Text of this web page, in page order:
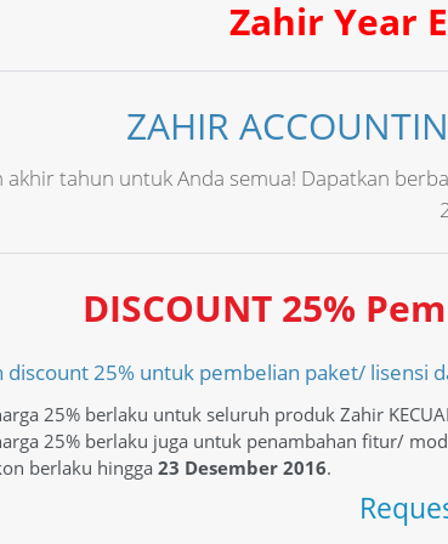
Zahir Year
ZAHIR
akhir tahun untuk Anda semua! Dapatkan
DISCOUNT 25%
discount 25% untuk pembelian paket/ lisensi
25% berlaku untuk seluruh produk Zahir
25% berlaku juga untuk penambahan fitur/
berlaku hingga 23 Desember 2016.